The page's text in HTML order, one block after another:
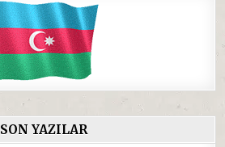
SON YAZILAR